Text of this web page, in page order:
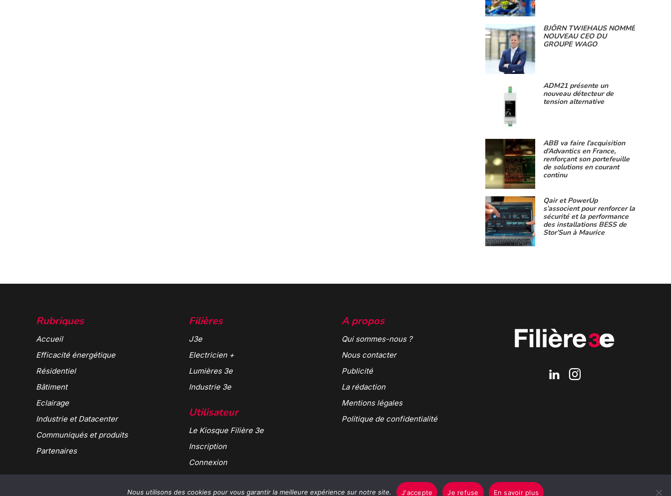
BJÖRN TWIEHAUS NOMMÉ
NOUVEAU CEO DU
GROUPE WAGO
ADM21 présente un
nouveau détecteur de
tension alternative
ABB va faire l’acquisition
d’Advantics en France,
renforçant son portefeuille
de solutions en courant
continu
Qair et PowerUp
s’associent pour renforcer la
sécurité et la performance
des installations BESS de
Stor’Sun à Maurice
Rubriques
Accueil
Efficacité énergétique
Résidentiel
Bâtiment
Eclairage
Industrie et Datacenter
Communiqués et produits
Partenaires
Filières
J3e
Electricien +
Lumières 3e
Industrie 3e
Utilisateur
Le Kiosque Filière 3e
Inscription
Connexion
A propos
Qui sommes-nous ?
Nous contacter
Publicité
La rédaction
Mentions légales
Politique de confidentialité
Nous utilisons des cookies pour vous garantir la meilleure expérience sur notre site. J'accepte Je refuse En savoir plus